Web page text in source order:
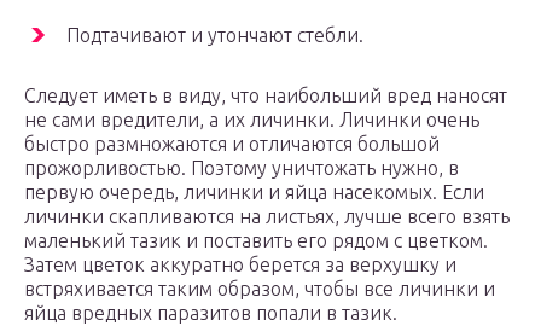
Подтачивают и утончают стебли.
Следует иметь в виду, что наибольший вред наносят
не сами вредители, а их личинки. Личинки очень
быстро размножаются и отличаются большой
прожорливостью. Поэтому уничтожать нужно, в
первую очередь, личинки и яйца насекомых. Если
личинки скапливаются на листьях, лучше всего взять
маленький тазик и поставить его рядом с цветком.
Затем цветок аккуратно берется за верхушку и
встряхивается таким образом, чтобы все личинки и
яйца вредных паразитов попали в тазик.